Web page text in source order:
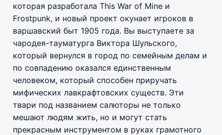
которая разработала This War of Mine и
Frostpunk, и новый проект окунает игроков в
варшавский быт 1905 года. Вы выступаете за
чародея-тауматурга Виктора Шульского,
который вернулся в город по семейным делам и
по совпадению оказался единственным
человеком, который способен приручать
мифических лавкрафтовских существ. Эти
твари под названием салюторы не только
мешают людям жить, но и могут стать
прекрасным инструментом в руках грамотного